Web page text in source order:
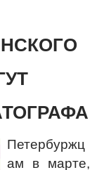
Петербуржц
ам в марте,